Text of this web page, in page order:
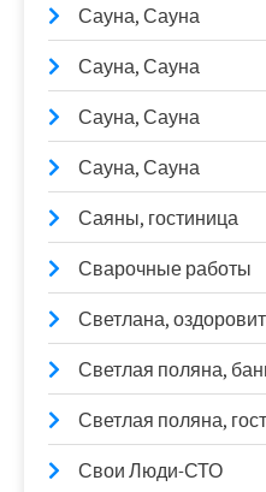
Сауна, Сауна
Сауна, Сауна
Сауна, Сауна
Сауна, Сауна
Саяны, гостиница
Сварочные работы
Светлана,
Светлая поляна,
Светлая поляна,
Свои Люди-СТО